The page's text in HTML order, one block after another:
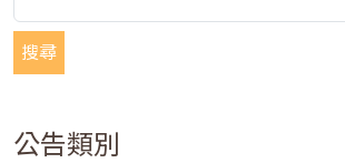
搜尋
公告類別